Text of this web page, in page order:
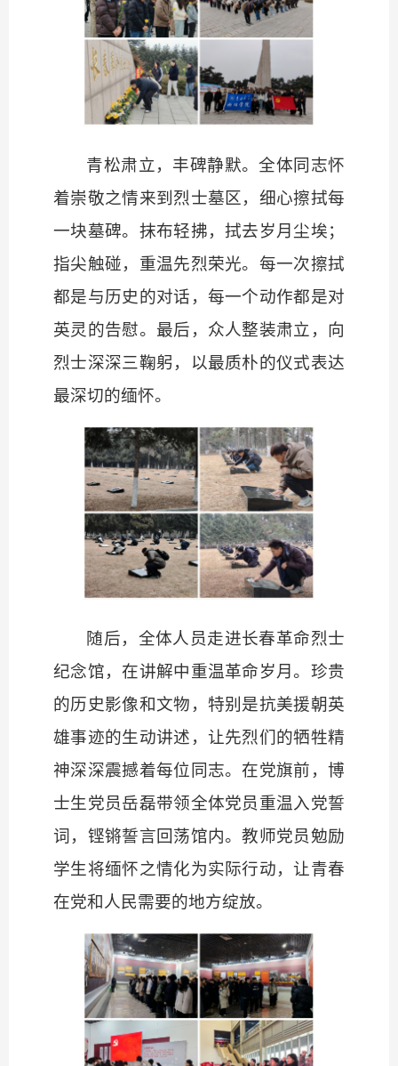
青松肃立，丰碑静默。全体同志怀
着崇敬之情来到烈士墓区，细心擦拭每
一块墓碑。抹布轻拂，拭去岁月尘埃；
指尖触碰，重温先烈荣光。每一次擦拭
都是与历史的对话，每一个动作都是对
英灵的告慰。最后，众人整装肃立，向
烈士深深三鞠躬，以最质朴的仪式表达
最深切的缅怀。
随后，全体人员走进长春革命烈士
纪念馆，在讲解中重温革命岁月。珍贵
的历史影像和文物，特别是抗美援朝英
雄事迹的生动讲述，让先烈们的牺牲精
神深深震撼着每位同志。在党旗前，博
士生党员岳磊带领全体党员重温入党誓
词，铿锵誓言回荡馆内。教师党员勉励
学生将缅怀之情化为实际行动，让青春
在党和人民需要的地方绽放。